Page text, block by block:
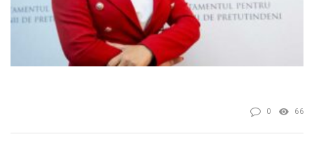
0 66